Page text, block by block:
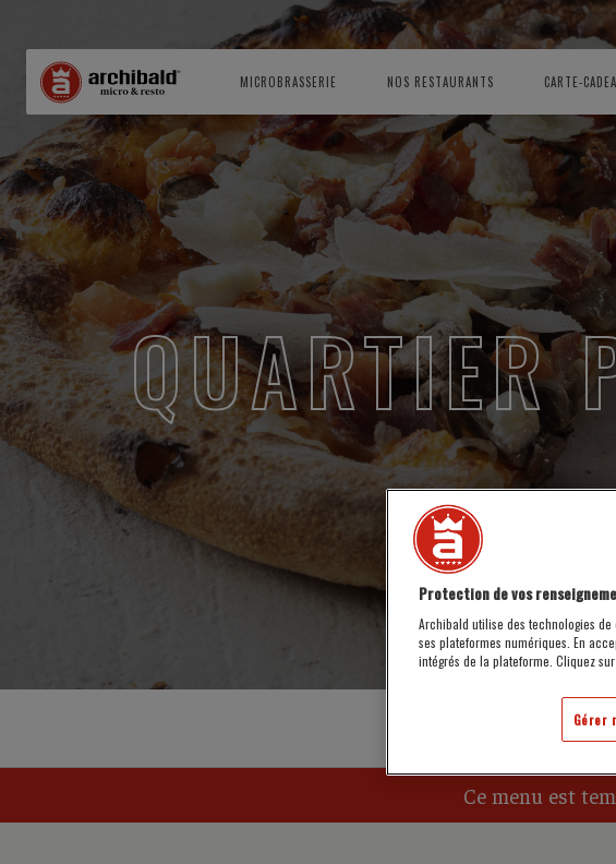
MICROBRASSERIE NOS RESTAURANTS CARTE-
QUARTIER
COORDONNÉES 40
Ce menu est
Protection de vos
Archibald utilise des technologies
ses plateformes numériques. En
intégrés de la plateforme. Cliquez
Gérer